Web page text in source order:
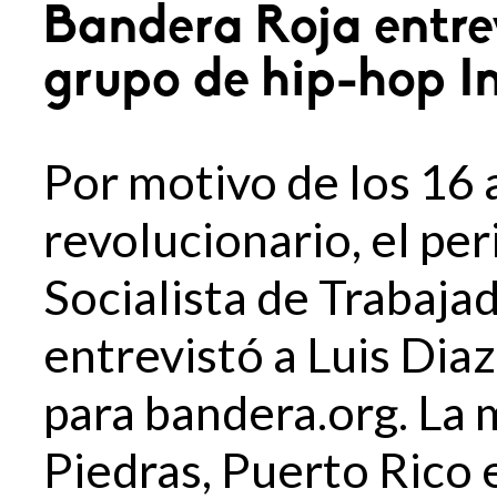
Bandera Roja
grupo de hip-hop
Por motivo de los 16
revolucionario, el
Socialista de
entrevistó a Luis
para bandera.org. La
Piedras, Puerto Rico